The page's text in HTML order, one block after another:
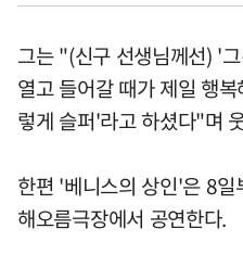
그는 "(신구 선생님께선) '
열고 들어갈 때가 제일 행
렇게 슬퍼'라고 하셨다"며
한편 '베니스의 상인'은 8
해오름극장에서 공연한다.